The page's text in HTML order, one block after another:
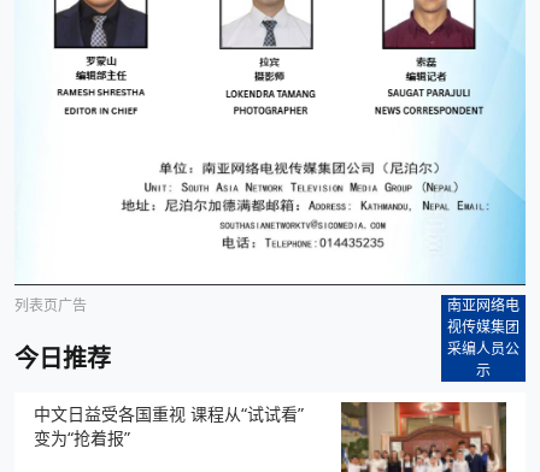
列表页广告
南亚网络电
视传媒集团
采编人员公
示
今日推荐
中文日益受各国重视 课程从“试试看”
变为“抢着报”